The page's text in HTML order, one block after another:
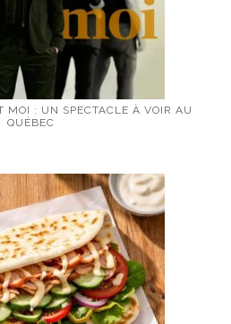
MOI : UN SPECTACLE À VOIR AU
QUÉBEC